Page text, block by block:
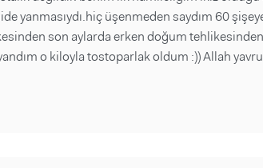
yanmasıydı.hiç üşenmeden saydım 60
son aylarda erken doğum tehlikesinden
o kiloyla tostoparlak oldum :)) Allah